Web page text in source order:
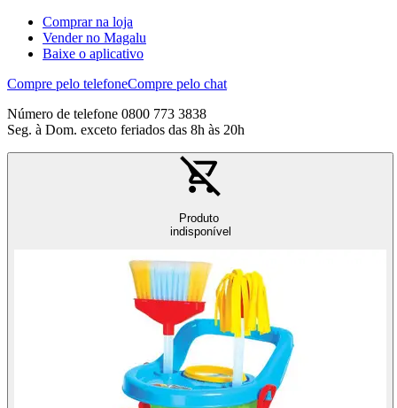
Comprar na loja
Vender no Magalu
Baixe o aplicativo
Compre pelo telefoneCompre pelo chat
Número de telefone 0800 773 3838
Seg. à Dom. exceto feriados das 8h às 20h
Produto
indisponível